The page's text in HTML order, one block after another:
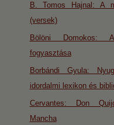
B. Tomos Hajnal: A
(versek)
Bölöni Domokos:
fogyasztása
Borbándi Gyula:
idordalmi lexikon és
Cervantes: Don
Mancha